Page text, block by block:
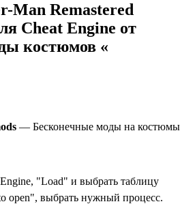
Man Remastered
Cheat Engine от
костюмов «
— Бесконечные моды на костюмы
"Load" и выбрать таблицу
open", выбрать нужный процесс.